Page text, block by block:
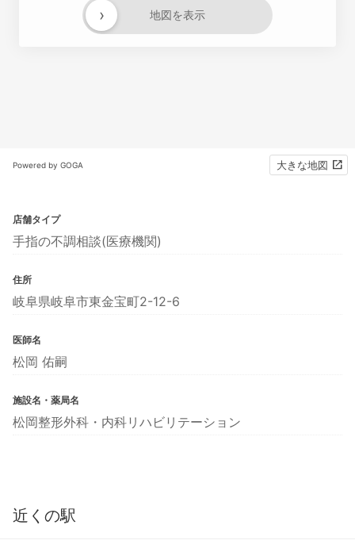
地図を表示
›
Powered by GOGA 大きな地図
店舗タイプ
手指の不調相談(医療機関)
住所
岐阜県岐阜市東金宝町2-12-6
医師名
松岡 佑嗣
施設名・薬局名
松岡整形外科・内科リハビリテーション
近くの駅